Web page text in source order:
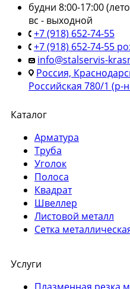
будни 8:00-17:00
вс - выходной
+7 (918) 652-74-55
+7 (918) 652-74-55
info@stalservis-
Россия,
Российская 780/1 (р-
Каталог
Арматура
Труба
Уголок
Полоса
Квадрат
Швеллер
Листовой металл
Сетка
Услуги